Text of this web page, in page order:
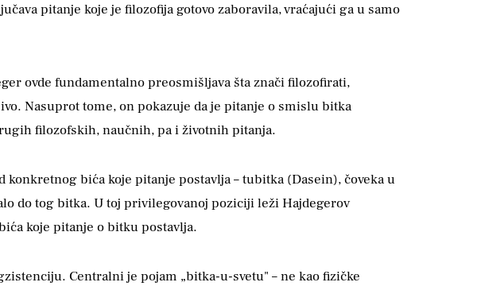
pitanje koje je filozofija gotovo zaboravila, vraćajući ga u samo
ovde fundamentalno preosmišljava šta znači filozofirati,
Nasuprot tome, on pokazuje da je pitanje o smislu bitka
filozofskih, naučnih, pa i životnih pitanja.
bića koje pitanje postavlja – tubitka (Dasein), čoveka u
do tog bitka. U toj privilegovanoj poziciji leži Hajdegerov
koje pitanje o bitku postavlja.
Centralni je pojam „bitka-u-svetu" – ne kao fizičke